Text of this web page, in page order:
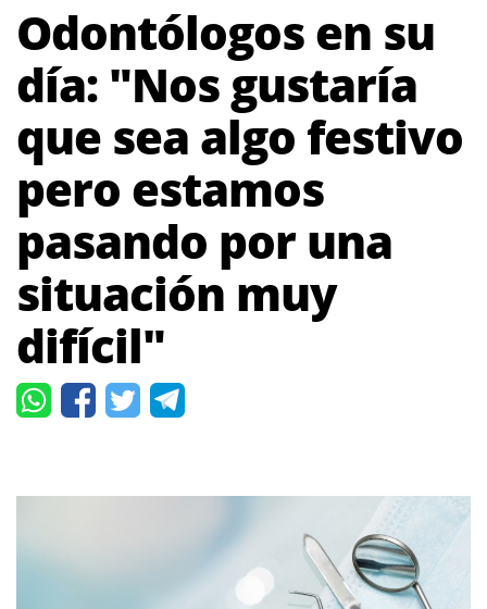
Odontólogos en su
día: "Nos gustaría
que sea algo festivo
pero estamos
pasando por una
situación muy
difícil"